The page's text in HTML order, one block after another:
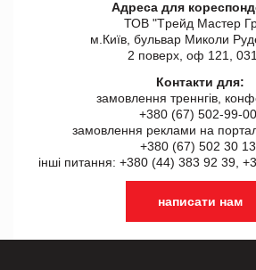
Адреса для
ТОВ "Tрейд Мастер
м.Київ, бульвар Миколи
2 поверх, оф 121,
Контакти для:
замовлення треннгів,
+380 (67) 502-99-00,
замовлення реклами на
+380 (67) 502 30 13,
інші питання: +380 (44) 383 92 39,
написати нам